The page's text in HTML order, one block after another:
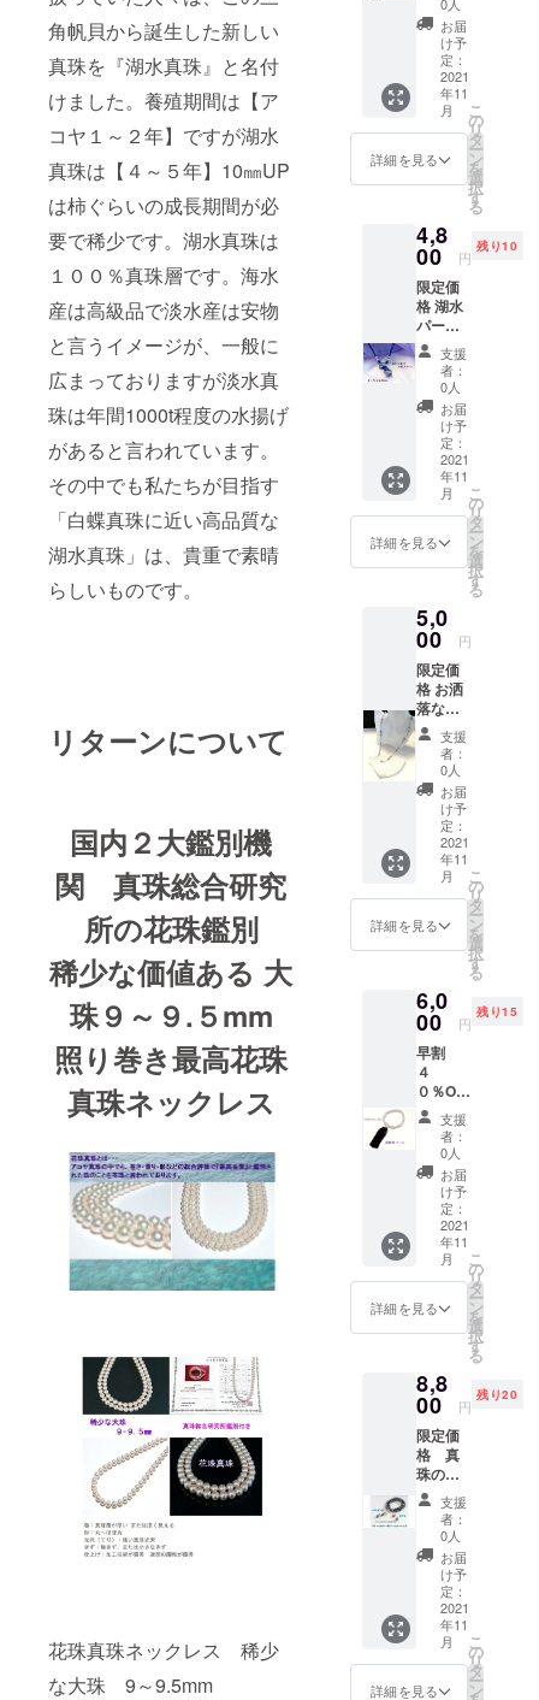
角帆貝から誕生した新しい
真珠を『湖水真珠』と名付
けました。養殖期間は【ア
コヤ１～２年】ですが湖水
真珠は【４～５年】10㎜UP
は柿ぐらいの成長期間が必
要で稀少です。湖水真珠は
１００％真珠層です。海水
産は高級品で淡水産は安物
と言うイメージが、一般に
広まっておりますが淡水真
珠は年間1000t程度の水揚げ
があると言われています。
その中でも私たちが目指す
「白蝶真珠に近い高品質な
湖水真珠」は、貴重で素晴
らしいものです。
リターンについて
国内２大鑑別機
関 真珠総合研究
所の花珠鑑別
稀少な価値ある 大
珠９～９.５mm
照り巻き最高花珠
真珠ネックレス
花珠真珠ネックレス 稀少
な大珠 9～9.5mm
コポス
にて１
１月２
０日ま
でに発
送させ
て頂き
ます。
念珠
９ｍｍ
サイズ
ランク
は高級
である
ためと
ても綺
麗な輝
す。 ＊
＊＊ご
注意
こちら
はアコ
ヤ真珠
ではご
ざいま
せんの
でお間
違えの
無いよ
うお願
い致し
ます。
ネコポ
スにて
発送さ
せて頂
す。
0人
お届
け予
定：
2021
年11
月
詳細を見る
こ
の
リ
タ
ー
ン
を
選
択
す
る
4,8
00 円
残り10
限定価
格 湖水
パール
付アロ
マペン
ダント
ネック
レス ネ
コポス
にて１
１月２
０日ま
でに発
送させ
て頂き
支援
者：
0人
お届
け予
定：
2021
年11
月
詳細を見る
こ
の
リ
タ
ー
ン
を
選
択
す
る
5,0
00 円
限定価
格 お洒
落なマ
スク
チェー
ン（マ
スク
コー
ド） マ
スク
チェー
ンとし
てお使
いにな
らない
繋げれ
ば ネッ
クレス
として
着用出
来ま
す。 ま
た専用
のパー
ツを使
用する
ことに
よって
メガネ
チェー
ンとし
て お役
パーツ
はお付
ますが
不要な
方は
メッ
セージ
にてご
連絡を
下さい
ませ。
ネコポ
スにて
１１月
２０日
までに
支援
者：
0人
お届
け予
定：
2021
年11
月
詳細を見る
こ
の
リ
タ
ー
ン
を
選
択
す
る
6,0
00 円
残り15
早割
４
０％OF
F 高
級貝
パール
念珠
９ｍｍ
サイズ
ランク
は高級
である
ためと
ても綺
麗な輝
す。 ＊
＊＊ご
注意
こちら
はアコ
ヤ真珠
ではご
ざいま
せんの
でお間
違えの
無いよ
うお願
い致し
ます。
ネコポ
スにて
支援
者：
0人
お届
け予
定：
2021
年11
月
詳細を見る
こ
の
リ
タ
ー
ン
を
選
択
す
る
8,8
00 円
残り20
限定価
格 真
珠の種
類 貝
パール
（加工
パー
ル）
（あこ
や真珠
ではご
ざいま
せんの
で予め
支援
者：
0人
お届
け予
定：
2021
年11
月
詳細を見る
こ
の
リ
タ
ー
ン